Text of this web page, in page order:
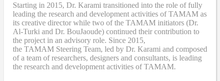
Starting in 2015, Dr. Karami transitioned into the role of fully
leading the research and development activities of TAMAM as
its creative director while two of the TAMAM initiators (Dr.
Al-Turki and Dr. BouJaoude) continued their contribution to
the project in an advisory role. Since 2015,
the TAMAM Steering Team, led by Dr. Karami and composed
of a team of researchers, designers and consultants, is leading
the research and development activities of TAMAM.